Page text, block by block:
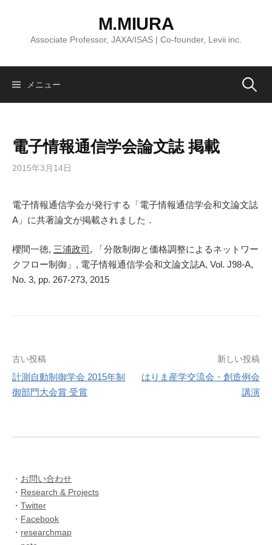
ツ
M.MIURA
Associate Professor, JAXA/ISAS | Co-founder, Levii inc.
メニュー 検
電子情報通信学会論文誌 掲載
2015年3月14日
電子情報通信学会が発行する「電子情報通信学会和文論文誌
A」に共著論文が掲載されました．
櫻間一徳, 三浦政司, 「分散制御と価格調整によるネットワー
クフロー制御」, 電子情報通信学会和文論文誌A, Vol. J98-A,
No. 3, pp. 267-273, 2015
投
稿
ー
シ
ョ
ン
古い投稿
計測自動制御学会 2015年制
御部門大会賞 受賞
新しい投稿
はりま産学交流会・創造例会
講演
・ お問い合わせ
・ Research & Projects
・ Twitter
・ Facebook
・ researchmap